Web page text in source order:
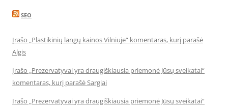
SEO
Įrašo „Plastikinių langų kainos Vilniuje“ komentaras, kurį parašė
Algis
Įrašo „Prezervatyvai yra draugiškiausia priemonė Jūsų sveikatai“
komentaras, kurį parašė Sargiai
Įrašo „Prezervatyvai yra draugiškiausia priemonė Jūsų sveikatai“